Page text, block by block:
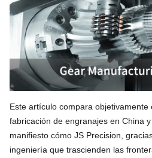
Este artículo compara objetivamente
fabricación de engranajes en China
manifiesto cómo JS Precision,
ingeniería que trascienden las